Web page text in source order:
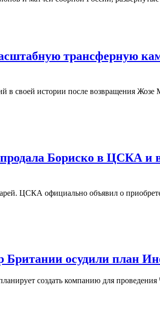
трансферную
в своей истории после возвращения
Бориско в ЦСКА
ЦСКА официально объявил о
осудили план
создать компанию для